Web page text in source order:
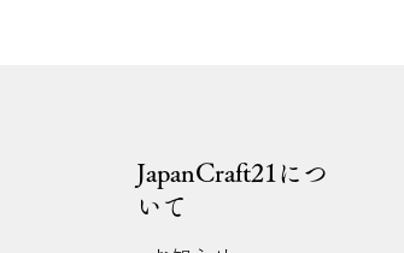
JapanCraft21につ
いて